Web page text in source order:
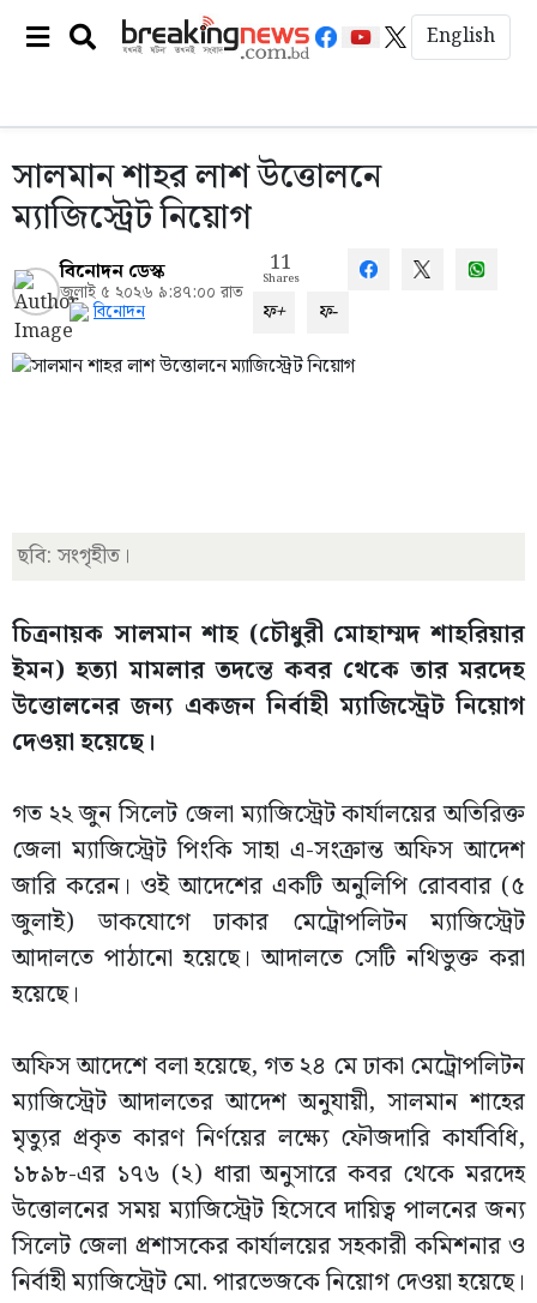
English
সালমান শাহর লাশ উত্তোলনে
ম্যাজিস্ট্রেট নিয়োগ
বিনোদন ডেস্ক
জুলাই ৫ ২০২৬ ৯:৪৭:০০ রাত
বিনোদন
11
Shares
ফ+ ফ-
ছবি: সংগৃহীত।
চিত্রনায়ক সালমান শাহ (চৌধুরী মোহাম্মদ শাহরিয়ার
ইমন) হত্যা মামলার তদন্তে কবর থেকে তার মরদেহ
উত্তোলনের জন্য একজন নির্বাহী ম্যাজিস্ট্রেট নিয়োগ
দেওয়া হয়েছে।
গত ২২ জুন সিলেট জেলা ম্যাজিস্ট্রেট কার্যালয়ের অতিরিক্ত
জেলা ম্যাজিস্ট্রেট পিংকি সাহা এ-সংক্রান্ত অফিস আদেশ
জারি করেন। ওই আদেশের একটি অনুলিপি রোববার (৫
জুলাই) ডাকযোগে ঢাকার মেট্রোপলিটন ম্যাজিস্ট্রেট
আদালতে পাঠানো হয়েছে। আদালতে সেটি নথিভুক্ত করা
হয়েছে।
অফিস আদেশে বলা হয়েছে, গত ২৪ মে ঢাকা মেট্রোপলিটন
ম্যাজিস্ট্রেট আদালতের আদেশ অনুযায়ী, সালমান শাহের
মৃত্যুর প্রকৃত কারণ নির্ণয়ের লক্ষ্যে ফৌজদারি কার্যবিধি,
১৮৯৮-এর ১৭৬ (২) ধারা অনুসারে কবর থেকে মরদেহ
উত্তোলনের সময় ম্যাজিস্ট্রেট হিসেবে দায়িত্ব পালনের জন্য
সিলেট জেলা প্রশাসকের কার্যালয়ের সহকারী কমিশনার ও
নির্বাহী ম্যাজিস্ট্রেট মো. পারভেজকে নিয়োগ দেওয়া হয়েছে।